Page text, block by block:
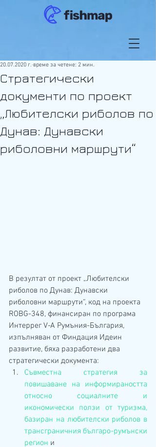
Стратегически
документи по проект
„Любителски риболов по
Дунав: Дунавски
риболовни маршрути“
20.07.2020 г. време за четене: 2 мин.
В резултат от проект „Любителски
риболов по Дунав: Дунавски
риболовни маршрути“, код на проекта
ROBG-348, финансиран по програма
Интеррег V-A Румъния-България,
изпълняван от Финдация Идеин
развитие, бяха разработени два
стратегически документа:
Съвместна стратегия за
повишаване на информираността
относно социалните и
икономически ползи от туризма,
базиран на любителски риболов в
трансграничния българо-румънски
регион и